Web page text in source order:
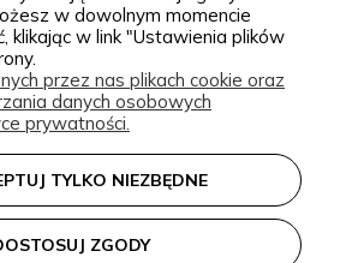
aby mogła trafić do Twojego
kondycji. W Zielonej Parze
na jakość sadzonek.
zdrowa roślina to
ogrodu, dlatego nie traktujemy
zwykłej wysyłki produktu.
starannie prowadzone i
transportem, dzięki czemu
© 2026
with
by
w dowolnym momencie
klikając w link "Ustawienia plików
przez nas plikach cookie oraz
danych osobowych
prywatności.
TYLKO NIEZBĘDNE
ZGODY